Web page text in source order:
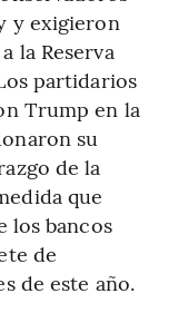
y exigieron
la Reserva
partidarios
Trump en la
su
de la
que
los bancos
de
de este año.